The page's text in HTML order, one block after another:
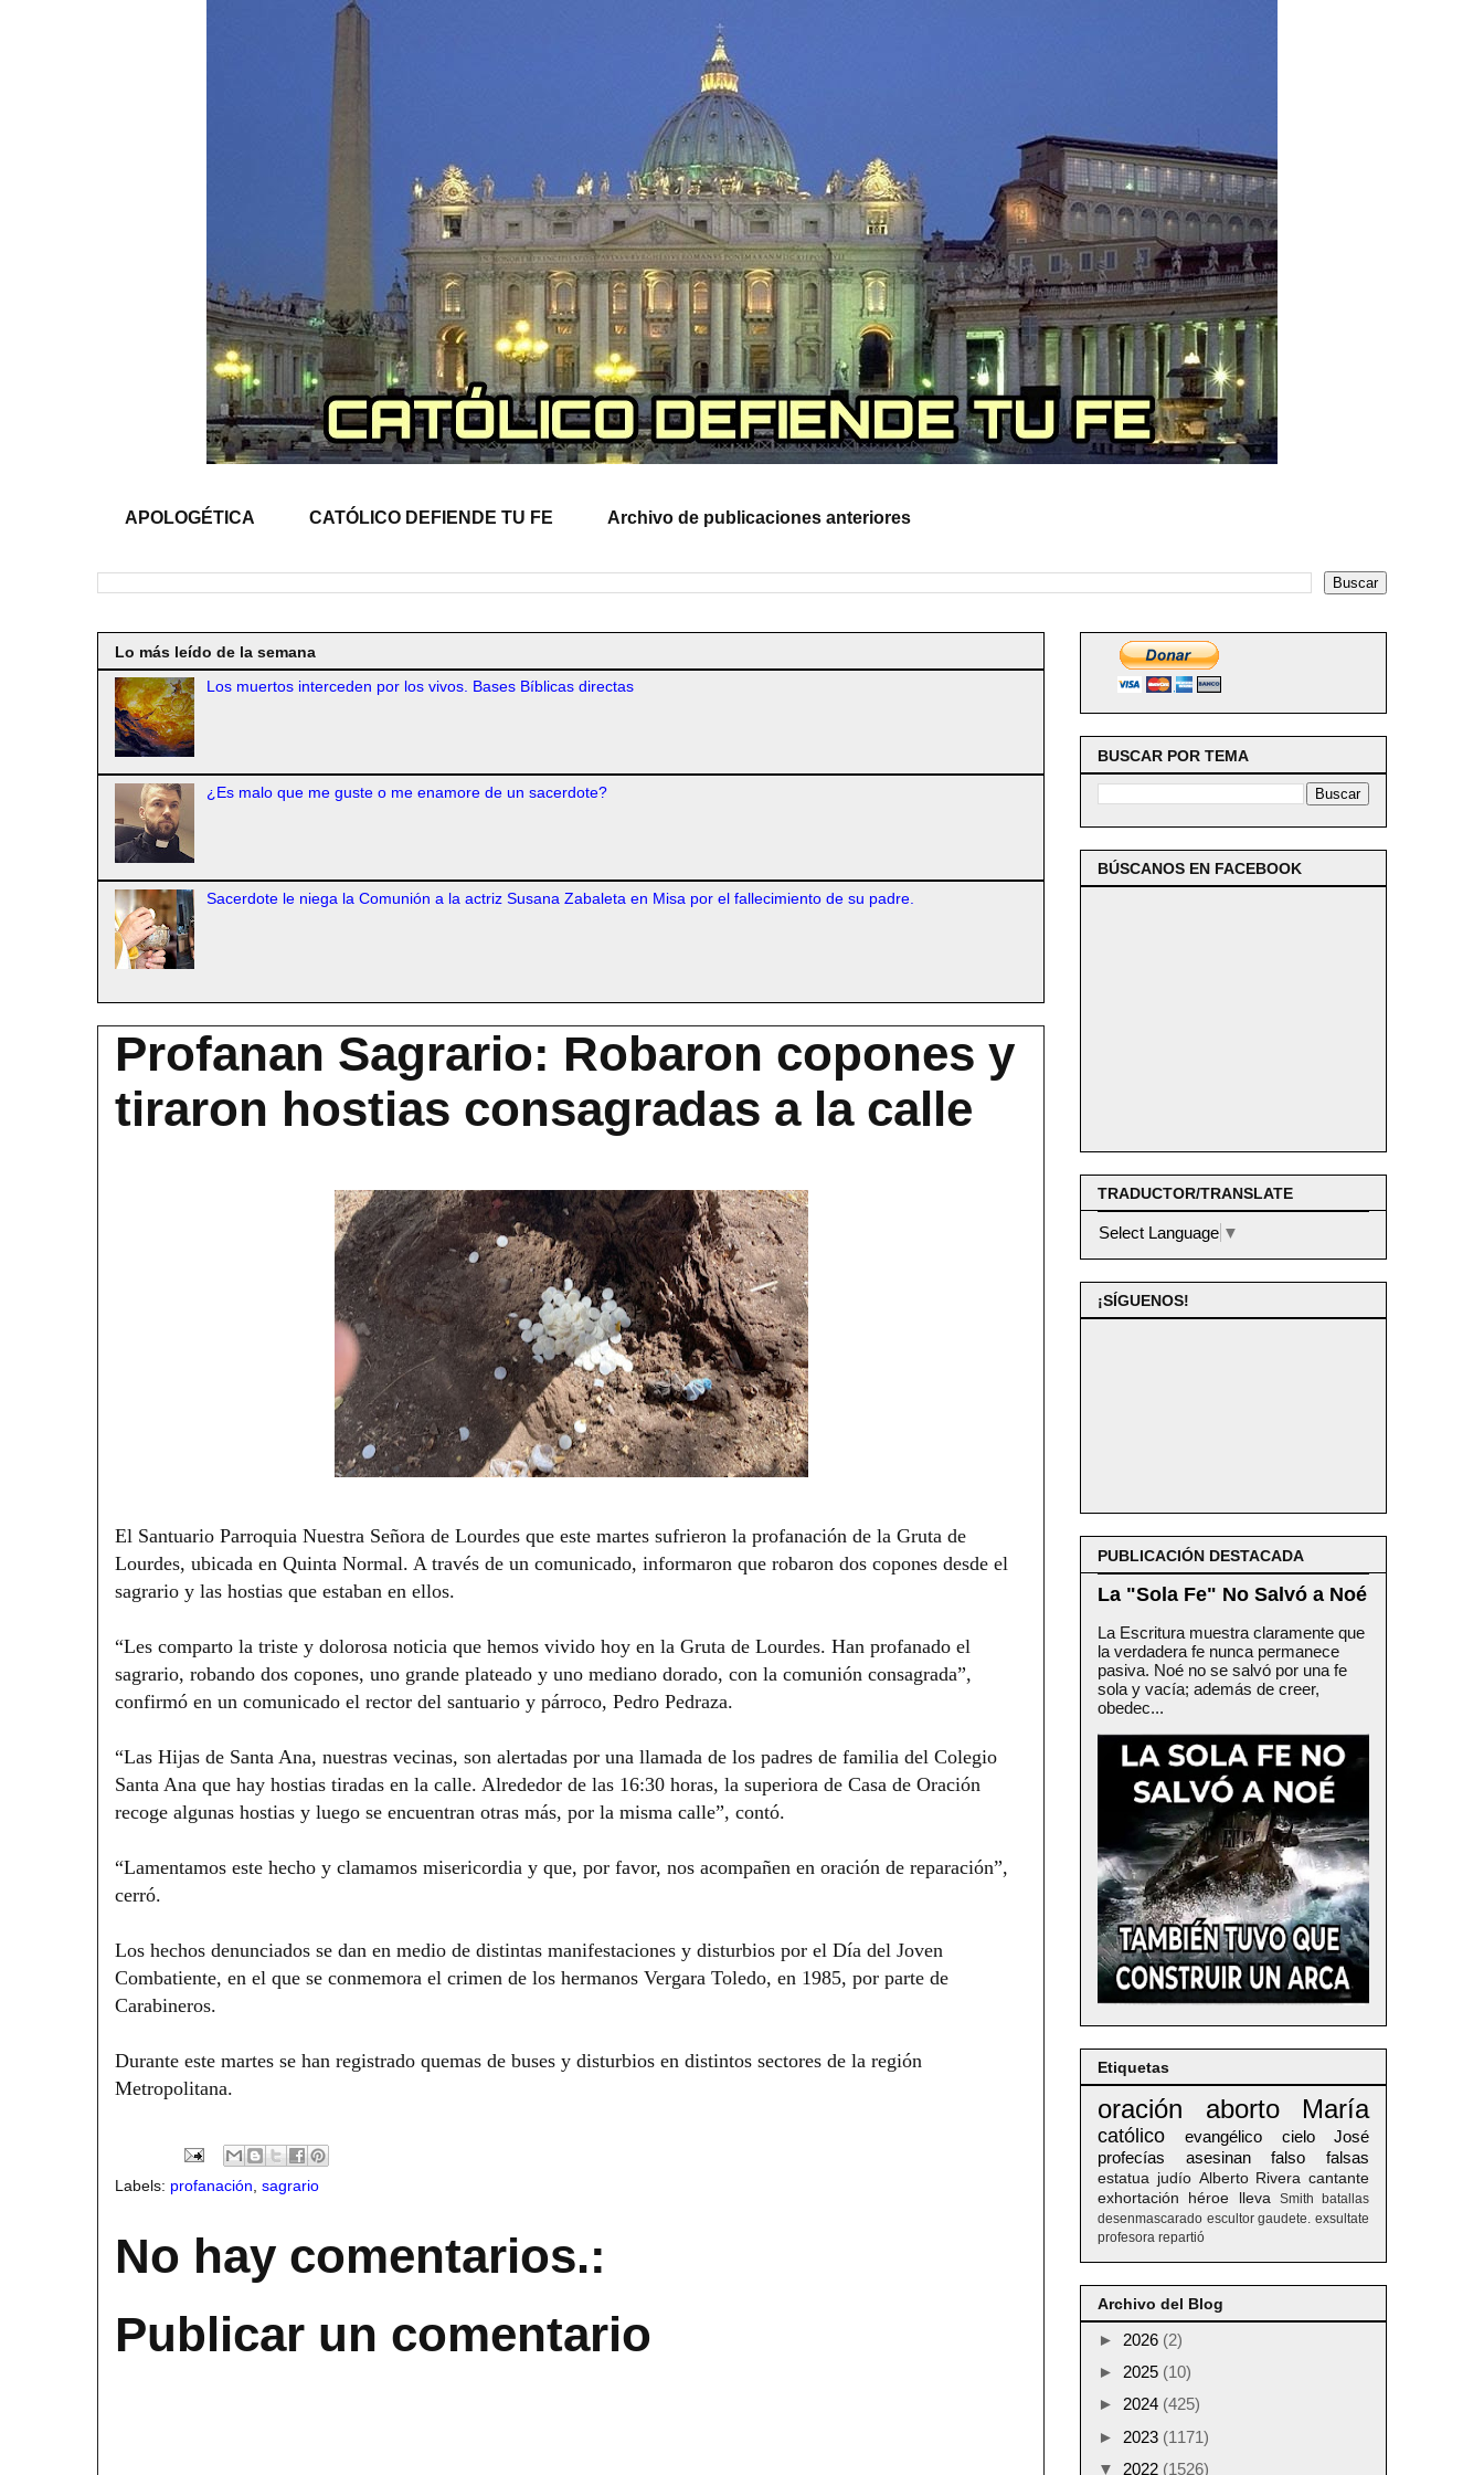
APOLOGÉTICA CATÓLICO DEFIENDE TU FE Archivo de publicaciones anteriores
Lo más leído de la semana
Los muertos interceden por los vivos. Bases Bíblicas directas
¿Es malo que me guste o me enamore de un sacerdote?
Sacerdote le niega la Comunión a la actriz Susana Zabaleta en Misa por el fallecimiento de su padre.
Profanan Sagrario: Robaron copones y
tiraron hostias consagradas a la calle
El Santuario Parroquia Nuestra Señora de Lourdes que este martes sufrieron la profanación de la Gruta de
Lourdes, ubicada en Quinta Normal. A través de un comunicado, informaron que robaron dos copones desde el
sagrario y las hostias que estaban en ellos.
“Les comparto la triste y dolorosa noticia que hemos vivido hoy en la Gruta de Lourdes. Han profanado el
sagrario, robando dos copones, uno grande plateado y uno mediano dorado, con la comunión consagrada”,
confirmó en un comunicado el rector del santuario y párroco, Pedro Pedraza.
“Las Hijas de Santa Ana, nuestras vecinas, son alertadas por una llamada de los padres de familia del Colegio
Santa Ana que hay hostias tiradas en la calle. Alrededor de las 16:30 horas, la superiora de Casa de Oración
recoge algunas hostias y luego se encuentran otras más, por la misma calle”, contó.
“Lamentamos este hecho y clamamos misericordia y que, por favor, nos acompañen en oración de reparación”,
cerró.
Los hechos denunciados se dan en medio de distintas manifestaciones y disturbios por el Día del Joven
Combatiente, en el que se conmemora el crimen de los hermanos Vergara Toledo, en 1985, por parte de
Carabineros.
Durante este martes se han registrado quemas de buses y disturbios en distintos sectores de la región
Metropolitana.
Labels: profanación sagrario
No hay comentarios.:
Publicar un comentario
BUSCAR POR TEMA
BÚSCANOS EN FACEBOOK
TRADUCTOR/TRANSLATE
Select Language ▼
¡SÍGUENOS!
PUBLICACIÓN DESTACADA
La "Sola Fe" No Salvó a Noé
La Escritura muestra claramente que
la verdadera fe nunca permanece
pasiva. Noé no se salvó por una fe
sola y vacía; además de creer,
obedec...
Etiquetas
oración aborto María
católico evangélico cielo
José
profecías
asesinan falso falsas
estatua judío Alberto Rivera cantante
exhortación
héroe lleva Smith
batallas
desenmascarado escultor gaudete. exsultate
profesora repartió
Archivo del Blog
► 2026 (2)
► 2025 (10)
► 2024 (425)
► 2023 (1171)
▼ 2022 (1526)